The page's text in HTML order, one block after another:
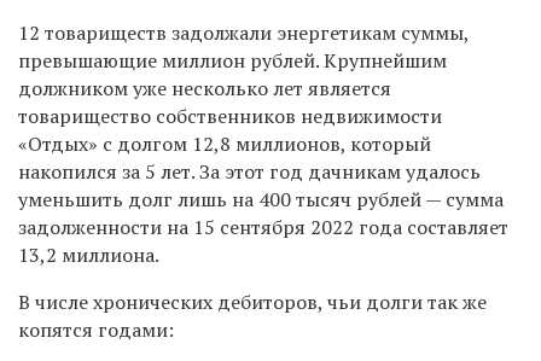
12 товариществ задолжали энергетикам суммы,
превышающие миллион рублей. Крупнейшим
должником уже несколько лет является
товарищество собственников недвижимости
«Отдых» с долгом 12,8 миллионов, который
накопился за 5 лет. За этот год дачникам удалось
уменьшить долг лишь на 400 тысяч рублей — сумма
задолженности на 15 сентября 2022 года составляет
13,2 миллиона.
В числе хронических дебиторов, чьи долги так же
копятся годами: